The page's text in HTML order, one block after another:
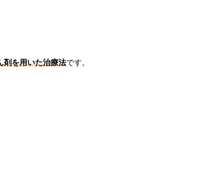
剤を用いた治療法です。